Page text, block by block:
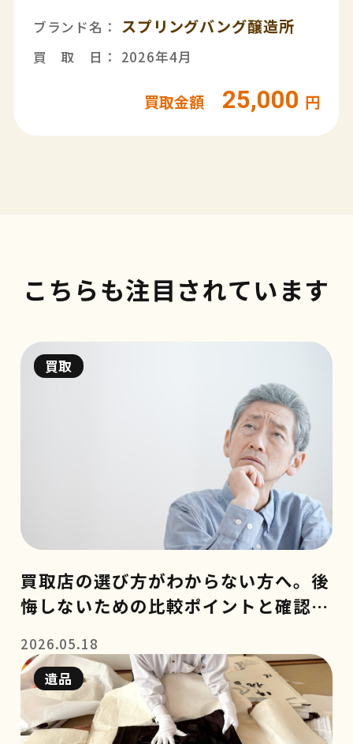
ブランド名： スプリングバング醸造所
買 取 日： 2026年4月
買取金額 25,000 円
こちらも注目されています
買取
買取店の選び方がわからない方へ。後
悔しないための比較ポイントと確認事
2026.05.18
遺品